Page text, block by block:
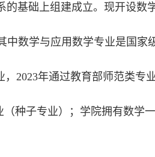
的基础上组建成立。现开设数
中数学与应用数学专业是国家
2023年通过教育部师范类专
种子专业）；学院拥有数学